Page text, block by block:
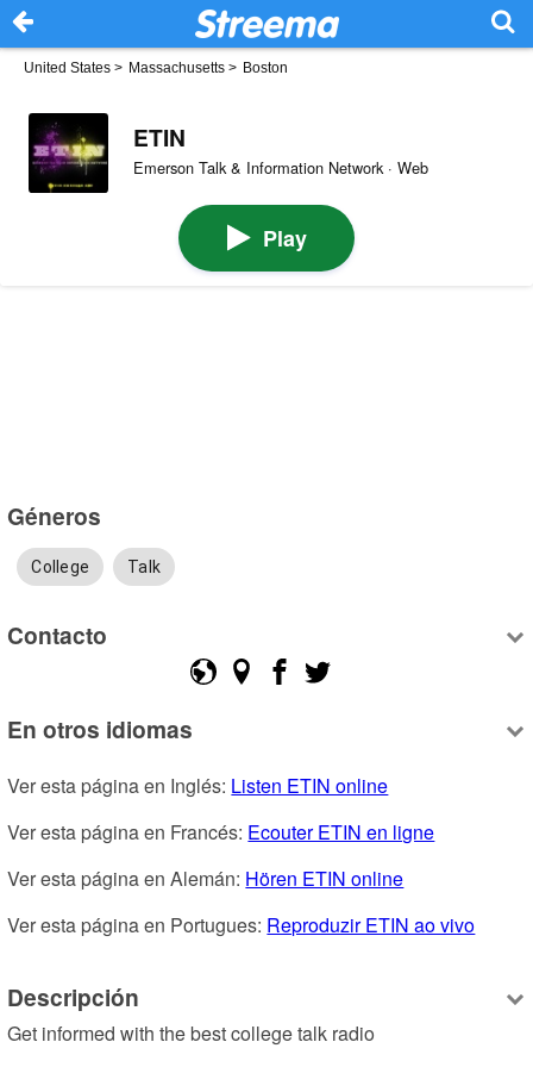
United States > Massachusetts > Boston
ETIN
Emerson Talk & Information Network · Web
Play
Géneros
College Talk
Contacto
En otros idiomas
Ver esta página en Inglés: Listen ETIN online
Ver esta página en Francés: Ecouter ETIN en ligne
Ver esta página en Alemán: Hören ETIN online
Ver esta página en Portugues: Reproduzir ETIN ao vivo
Descripción
Get informed with the best college talk radio